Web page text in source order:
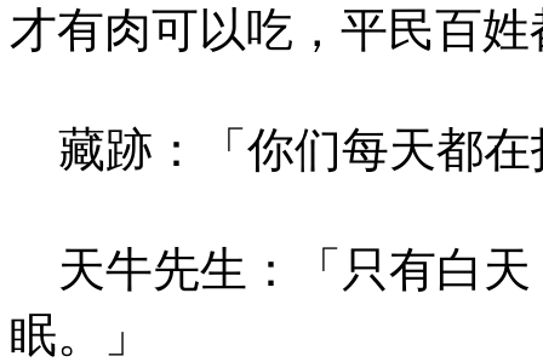
才有肉可以吃，平民百
藏跡：「你们每天都在
天牛先生：「只有白天
眠。」